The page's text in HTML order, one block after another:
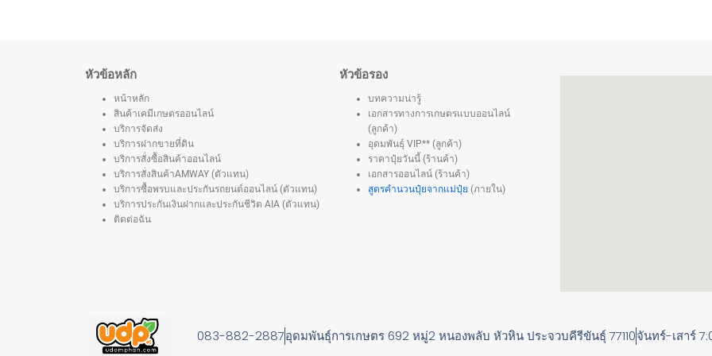
หัวข้อหลัก
หน้าหลัก
สินค้าเคมีเกษตรออนไลน์
บริการจัดส่ง
บริการฝากขายที่ดิน
บริการสั่งซื้อสินค้าออนไลน์
บริการสั่งสินค้าAMWAY (ตัวแทน)
บริการซื้อพรบและประกันรถยนต์ออนไลน์ (ตัวแทน)
บริการประกันเงินฝากและประกันชีวิต AIA (ตัวแทน)
ติดต่อฉัน
หัวข้อรอง
บทความน่ารู้
เอกสารทางการเกษตรแบบออนไลน์
(ลูกค้า)
อุดมพันธุ์ VIP** (ลูกค้า)
ราคาปุ๋ยวันนี้ (ร้านค้า)
เอกสารออนไลน์ (ร้านค้า)
สูตรคำนวนปุ๋ยจากแม่ปุ๋ย (ภายใน)
083-882-2887อุดมพันธุ์การเกษตร 692 หมู่2 หนองพลับ หัวหิน ประจวบคีรีขันธุ์ 77110จันทร์-เสาร์